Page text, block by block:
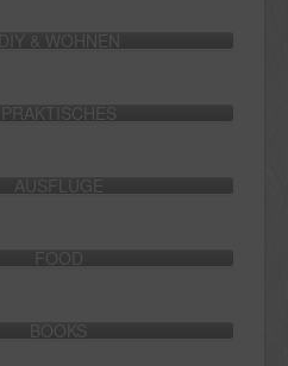
DIY & WOHNEN
PRAKTISCHES
AUSFLÜGE
FOOD
BOOKS